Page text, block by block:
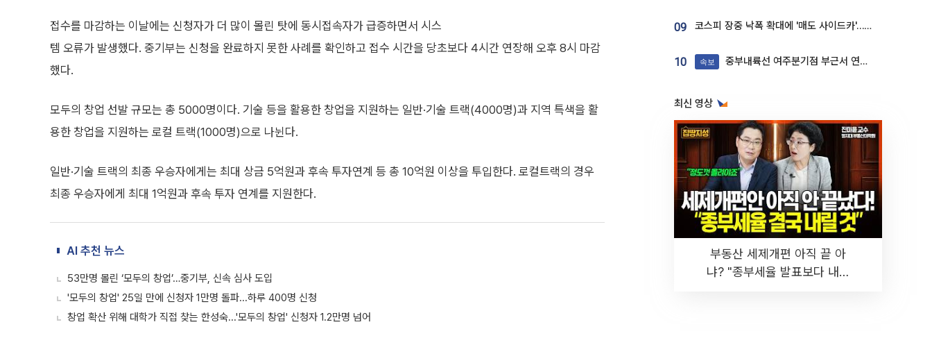
접수를 마감하는 이날에는 신청자가 더 많이 몰린 탓에 동시접속자가 급증하면서 시스
템 오류가 발생했다. 중기부는 신청을 완료하지 못한 사례를 확인하고 접수 시간을 당초보다 4시간 연장해 오후 8시 마감
했다.
모두의 창업 선발 규모는 총 5000명이다. 기술 등을 활용한 창업을 지원하는 일반·기술 트랙(4000명)과 지역 특색을 활
용한 창업을 지원하는 로컬 트랙(1000명)으로 나뉜다.
일반·기술 트랙의 최종 우승자에게는 최대 상금 5억원과 후속 투자연계 등 총 10억원 이상을 투입한다. 로컬트랙의 경우
최종 우승자에게 최대 1억원과 후속 투자 연계를 지원한다.
AI 추천 뉴스
53만명 몰린 ‘모두의 창업’…중기부, 신속 심사 도입
'모두의 창업' 25일 만에 신청자 1만명 돌파...하루 400명 신청
창업 확산 위해 대학가 직접 찾는 한성숙...'모두의 창업' 신청자 1.2만명 넘어
09 코스피 장중 낙폭 확대에 '매도 사이드카'…외인 2.8조'팔자'· 개인 3.1조 '사자'
10 속보 중부내륙선 여주분기점 부근서 연이은 추돌사고 발생
최신 영상
부동산 세제개편 아직 끝 아
냐? "종부세율 발표보다 내릴